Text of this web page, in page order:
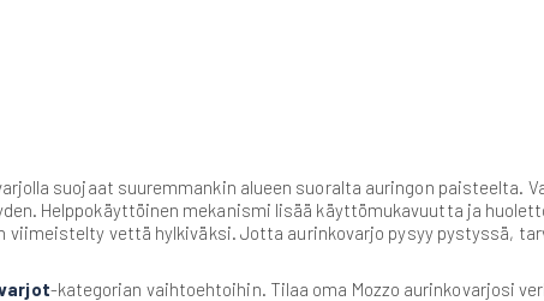
suojaat suuremmankin alueen suoralta auringon
Helppokäyttöinen mekanismi lisää käyttömukavuutta ja
viimeistelty vettä hylkiväksi. Jotta aurinkovarjo pysyy pystyssä,
-kategorian vaihtoehtoihin. Tilaa oma Mozzo aurinkovarjosi